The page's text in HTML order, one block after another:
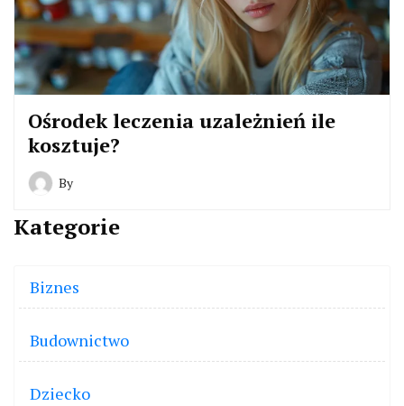
Ośrodek leczenia uzależnień ile
kosztuje?
By
Kategorie
Biznes
Budownictwo
Dziecko